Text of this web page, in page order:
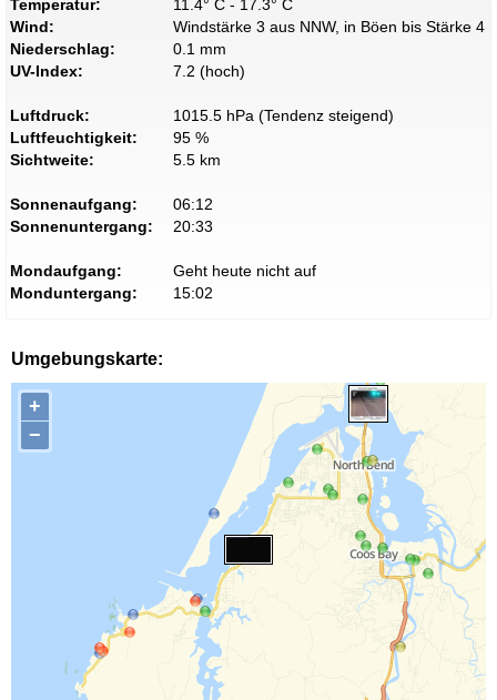
Temperatur:
11.4° C - 17.3° C
Wind:
Windstärke 3 aus NNW, in Böen bis Stärke 4
Niederschlag:
0.1 mm
UV-Index:
7.2 (hoch)
Luftdruck:
1015.5 hPa (Tendenz steigend)
Luftfeuchtigkeit:
95 %
Sichtweite:
5.5 km
Sonnenaufgang:
06:12
Sonnenuntergang:
20:33
Mondaufgang:
Geht heute nicht auf
Monduntergang:
15:02
Umgebungskarte:
+
−